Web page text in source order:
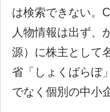
は検索できない。
人物情報は出ず、
源）に株主として
省「しょくばらぼ
でなく個別の中小